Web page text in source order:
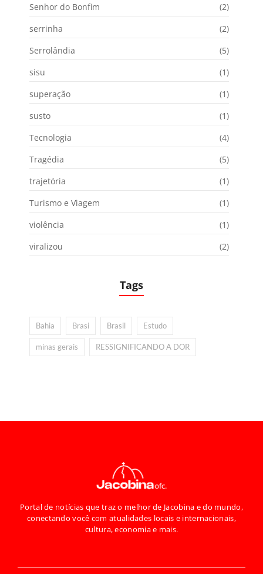
Senhor do Bonfim
(2)
serrinha
(2)
Serrolândia
(5)
sisu
(1)
superação
(1)
susto
(1)
Tecnologia
(4)
Tragédia
(5)
trajetória
(1)
Turismo e Viagem
(1)
violência
(1)
viralizou
(2)
Tags
Bahia Brasi Brasil Estudo
minas gerais RESSIGNIFICANDO A DOR
Portal de notícias que traz o melhor de Jacobina e do mundo,
conectando você com atualidades locais e internacionais,
cultura, economia e mais.